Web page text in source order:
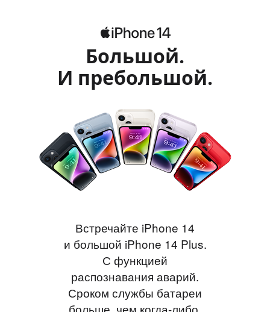
Большой.
И пребольшой.
Встречайте iPhone 14
и большой iPhone 14 Plus.
С функцией
распознавания аварий.
Сроком службы батареи
больше, чем когда-либо.